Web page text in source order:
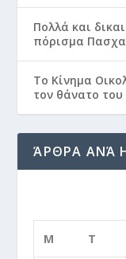
Πολλά και
πόρισμα
Το Κίνημα
τον θάνατο
ΆΡΘΡΑ ΑΝΆ
M T